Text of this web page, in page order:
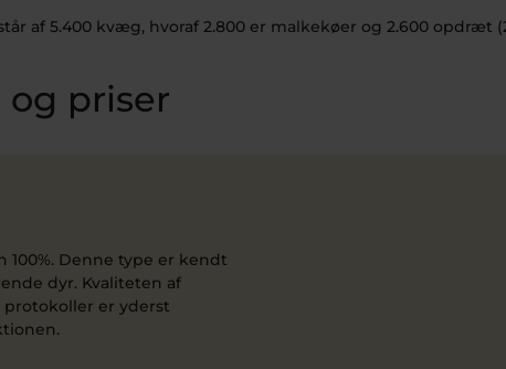
af 5.400 kvæg, hvoraf 2.800 er malkekøer og 2.600 opdræt
priser
100%. Denne type er kendt
dyr. Kvaliteten af
er yderst